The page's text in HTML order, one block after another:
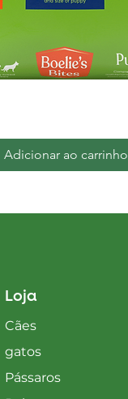
Adicionar ao carrinho
Loja
Cães
gatos
Pássaros